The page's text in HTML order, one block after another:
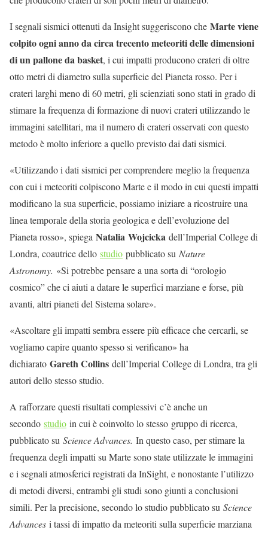
I segnali sismici ottenuti da Insight suggeriscono che Marte viene
colpito ogni anno da circa trecento meteoriti delle dimensioni
di un pallone da basket, i cui impatti producono crateri di oltre
otto metri di diametro sulla superficie del Pianeta rosso. Per i
crateri larghi meno di 60 metri, gli scienziati sono stati in grado di
stimare la frequenza di formazione di nuovi crateri utilizzando le
immagini satellitari, ma il numero di crateri osservati con questo
metodo è molto inferiore a quello previsto dai dati sismici.
«Utilizzando i dati sismici per comprendere meglio la frequenza
con cui i meteoriti colpiscono Marte e il modo in cui questi impatti
modificano la sua superficie, possiamo iniziare a ricostruire una
linea temporale della storia geologica e dell’evoluzione del
Pianeta rosso», spiega Natalia Wojcicka dell’Imperial College di
Londra, coautrice dello studio pubblicato su Nature
Astronomy. «Si potrebbe pensare a una sorta di “orologio
cosmico” che ci aiuti a datare le superfici marziane e forse, più
avanti, altri pianeti del Sistema solare».
«Ascoltare gli impatti sembra essere più efficace che cercarli, se
vogliamo capire quanto spesso si verificano» ha
dichiarato Gareth Collins dell’Imperial College di Londra, tra gli
autori dello stesso studio.
A rafforzare questi risultati complessivi c’è anche un
secondo studio in cui è coinvolto lo stesso gruppo di ricerca,
pubblicato su Science Advances. In questo caso, per stimare la
frequenza degli impatti su Marte sono state utilizzate le immagini
e i segnali atmosferici registrati da InSight, e nonostante l’utilizzo
di metodi diversi, entrambi gli studi sono giunti a conclusioni
simili. Per la precisione, secondo lo studio pubblicato su Science
Advances i tassi di impatto da meteoriti sulla superficie marziana